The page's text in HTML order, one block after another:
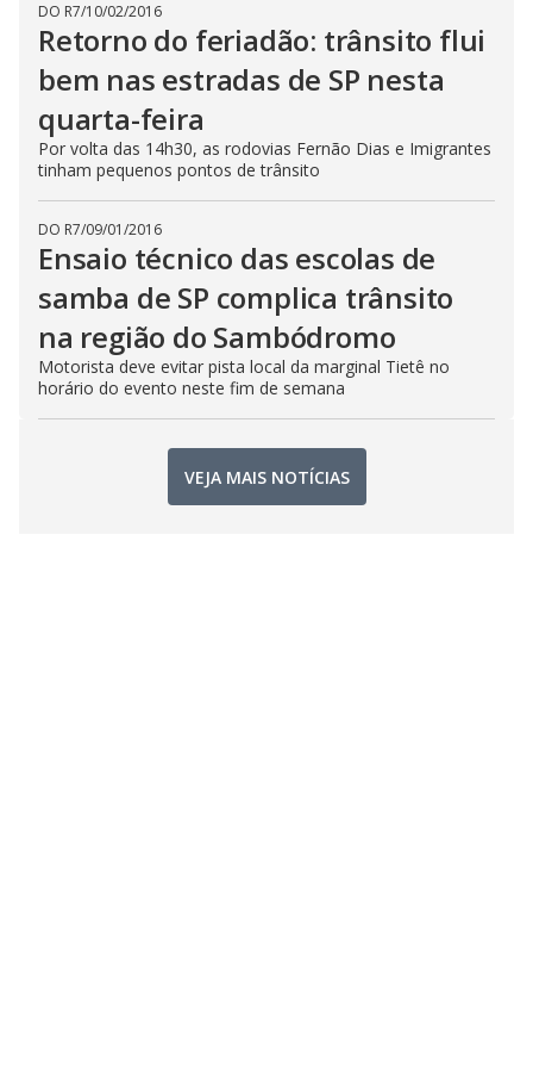
DO R7/10/02/2016
Retorno do feriadão: trânsito flui
bem nas estradas de SP nesta
quarta-feira
Por volta das 14h30, as rodovias Fernão Dias e Imigrantes
tinham pequenos pontos de trânsito
DO R7/09/01/2016
Ensaio técnico das escolas de
samba de SP complica trânsito
na região do Sambódromo
Motorista deve evitar pista local da marginal Tietê no
horário do evento neste fim de semana
VEJA MAIS NOTÍCIAS